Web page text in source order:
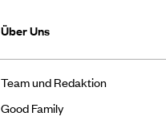
Über Uns
Team und Redaktion
Good Family